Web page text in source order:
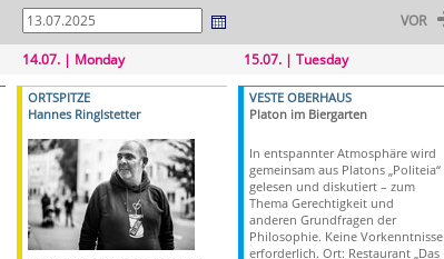
VOR
14.07. | Monday
ORTSPITZE
Hannes Ringlstetter
15.07. | Tuesday
VESTE OBERHAUS
Platon im Biergarten
In entspannter Atmosphäre wird
gemeinsam aus Platons „Politeia“
gelesen und diskutiert – zum
Thema Gerechtigkeit und
anderen Grundfragen der
Philosophie. Keine Vorkenntnisse
erforderlich. Ort: Restaurant „Das